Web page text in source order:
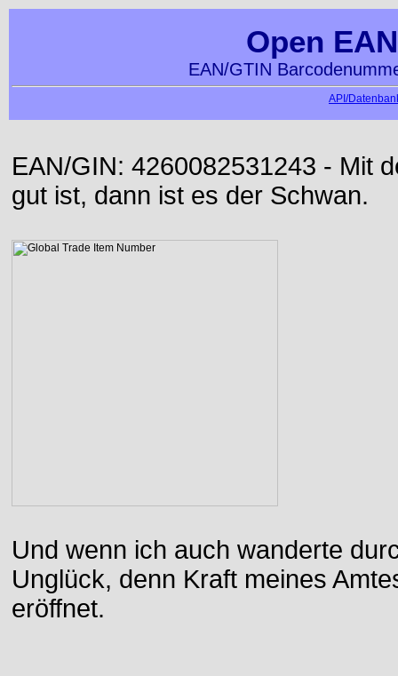
Open
EAN/GTIN
API/
EAN/GIN: 4260082531243 - Mit
gut ist, dann ist es der Schwan.
Und wenn ich auch wanderte
Unglück, denn Kraft meines
eröffnet.